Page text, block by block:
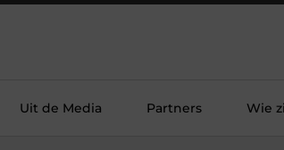
Uit de Media Partners Wie